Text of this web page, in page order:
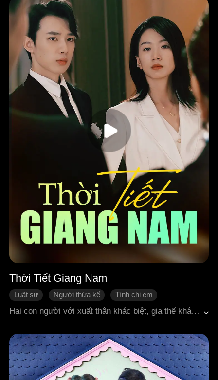
Thời Tiết Giang Nam
Luật sư Người thừa kế
Tình chị em
Tình một đêm
Happy ending Ngôn tình hiện đại
Hai con người với xuất thân khác biệt, gia thế khác nhau, thậm chí ngay cả độ tuổi cũng không cùng một thế hệ — liệu họ có thể đến được với nhau? Giang Nam, 29 tuổi, luật sư hàng đầu, "Người đàn bà không bao giờ chịu thua" là danh xưng dành cho cô — trong cuộc sống của cô dường như chỉ có công việc. Thời Tiết, 19 tuổi, con cưng của trời, người thừa kế tương lai của Tập đoàn Vạn Xương. Hai người ở hai thế giới khác nhau tình cờ gặp gỡ, lửa tình lóe lên như sét đánh, bùng cháy mãnh liệt. Nhưng việc bước ra khỏi thế giới của mình để bước vào thế giới của đối phương — nói dễ, làm khó. Rốt cuộc họ sẽ quay trở về với cuộc sống vốn có, hay dũng cảm phá bỏ mọi rào cản để đến bên nhau?